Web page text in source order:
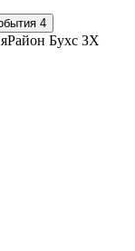
4
Район Бухс ЗХ